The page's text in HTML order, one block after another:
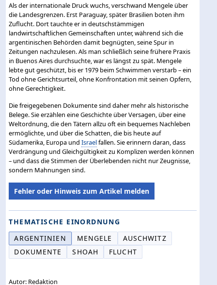
Als der internationale Druck wuchs, verschwand Mengele über
die Landesgrenzen. Erst Paraguay, später Brasilien boten ihm
Zuflucht. Dort tauchte er in deutschstämmigen
landwirtschaftlichen Gemeinschaften unter, während sich die
argentinischen Behörden damit begnügten, seine Spur in
Zeitungen nachzulesen. Als man schließlich seine frühere Praxis
in Buenos Aires durchsuchte, war es längst zu spät. Mengele
lebte gut geschützt, bis er 1979 beim Schwimmen verstarb – ein
Tod ohne Gerichtsurteil, ohne Konfrontation mit seinen Opfern,
ohne Gerechtigkeit.
Die freigegebenen Dokumente sind daher mehr als historische
Belege. Sie erzählen eine Geschichte über Versagen, über eine
Weltordnung, die den Tätern allzu oft ein bequemes Nachleben
ermöglichte, und über die Schatten, die bis heute auf
Südamerika, Europa undIsraelfallen. Sie erinnern daran, dass
Verdrängung und Gleichgültigkeit zu Komplizen werden können
– und dass die Stimmen der Überlebenden nicht nur Zeugnisse,
sondern Mahnungen sind.
Fehler oder Hinweis zum Artikel melden
THEMATISCHE EINORDNUNG
ARGENTINIEN
MENGELE
AUSCHWITZ
DOKUMENTE
SHOAH FLUCHT
Autor: Redaktion